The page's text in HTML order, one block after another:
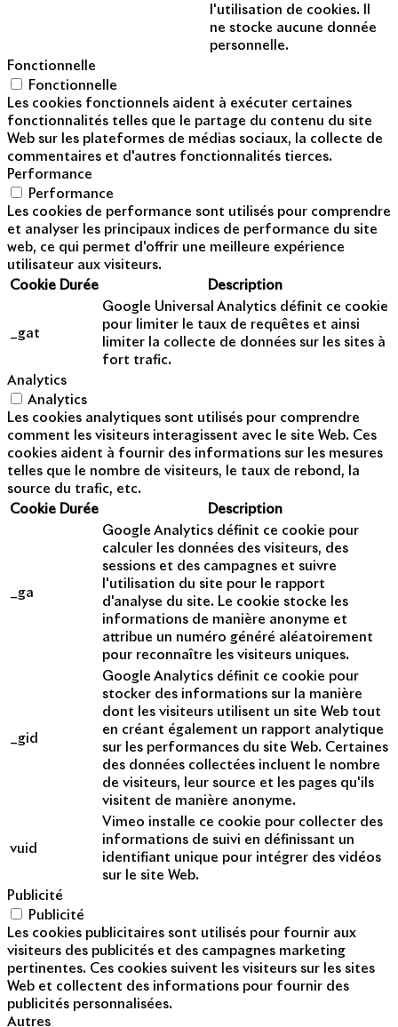
l'utilisation de cookies. Il
ne stocke aucune donnée
personnelle.
Fonctionnelle
Fonctionnelle
Les cookies fonctionnels aident à exécuter certaines
fonctionnalités telles que le partage du contenu du site
Web sur les plateformes de médias sociaux, la collecte de
commentaires et d'autres fonctionnalités tierces.
Performance
Performance
Les cookies de performance sont utilisés pour comprendre
et analyser les principaux indices de performance du site
web, ce qui permet d'offrir une meilleure expérience
utilisateur aux visiteurs.
Cookie Durée Description
_gat
Google Universal Analytics définit ce cookie
pour limiter le taux de requêtes et ainsi
limiter la collecte de données sur les sites à
fort trafic.
Analytics
Analytics
Les cookies analytiques sont utilisés pour comprendre
comment les visiteurs interagissent avec le site Web. Ces
cookies aident à fournir des informations sur les mesures
telles que le nombre de visiteurs, le taux de rebond, la
source du trafic, etc.
Cookie Durée Description
_ga
Google Analytics définit ce cookie pour
calculer les données des visiteurs, des
sessions et des campagnes et suivre
l'utilisation du site pour le rapport
d'analyse du site. Le cookie stocke les
informations de manière anonyme et
attribue un numéro généré aléatoirement
pour reconnaître les visiteurs uniques.
_gid
Google Analytics définit ce cookie pour
stocker des informations sur la manière
dont les visiteurs utilisent un site Web tout
en créant également un rapport analytique
sur les performances du site Web. Certaines
des données collectées incluent le nombre
de visiteurs, leur source et les pages qu'ils
visitent de manière anonyme.
vuid
Vimeo installe ce cookie pour collecter des
informations de suivi en définissant un
identifiant unique pour intégrer des vidéos
sur le site Web.
Publicité
Publicité
Les cookies publicitaires sont utilisés pour fournir aux
visiteurs des publicités et des campagnes marketing
pertinentes. Ces cookies suivent les visiteurs sur les sites
Web et collectent des informations pour fournir des
publicités personnalisées.
Autres